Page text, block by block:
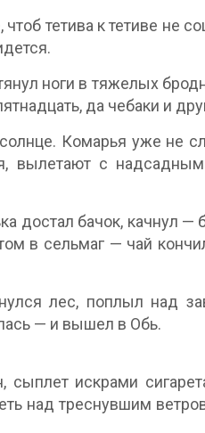
тетива к тетиве не
ноги в тяжелых
да чебаки и
Комарья уже не
вылетают с
достал бачок, качнул
в сельмаг — чай
лес, поплыл над
— и вышел в Обь.
искрами
над треснувшим